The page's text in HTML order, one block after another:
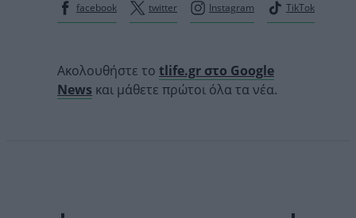
facebook
twitter Instagram TikTok
Ακολουθήστε το tlife.gr στο Google
News και μάθετε πρώτοι όλα τα νέα.